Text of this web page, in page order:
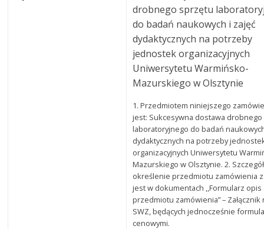
drobnego sprzętu
do badań naukowych i zajęć
dydaktycznych na potrzeby
jednostek organizacyjnych
Uniwersytetu Warmińsko-
Mazurskiego w Olsztynie
1. Przedmiotem niniejszego
jest: Sukcesywna dostawa
laboratoryjnego do badań
dydaktycznych na potrzeby
organizacyjnych Uniwersytetu
Mazurskiego w Olsztynie. 2.
określenie przedmiotu zamówienia
jest w dokumentach ,,Formularz opis
przedmiotu zamówienia” – Załącznik
SWZ, będących jednocześnie
cenowymi.